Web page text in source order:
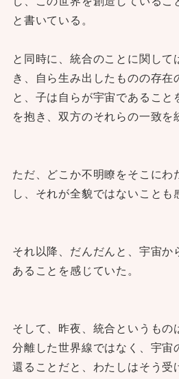
と書いている。
と同時に、統合のことに関し
き、自ら生み出したものの存
と、子は自らが宇宙であるこ
を抱き、双方のそれらの一致を
ただ、どこか不明瞭をそこにわ
し、それが全貌ではないことも
それ以降、だんだんと、宇宙か
あることを感じていた。
そして、昨夜、統合というもの
分離した世界線ではなく、宇宙
還ることだと、わたしはそう受